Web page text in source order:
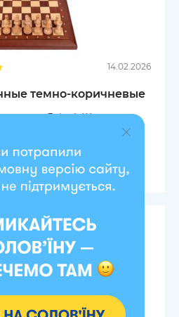
14.02.2026
темно-коричневые
Якісні. Швидка